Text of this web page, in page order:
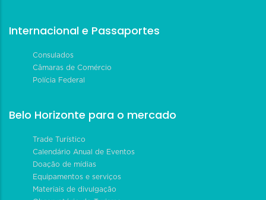
Internacional e Passaportes
Consulados
Câmaras de Comércio
Polícia Federal
Belo Horizonte para o mercado
Trade Turístico
Calendário Anual de Eventos
Doação de mídias
Equipamentos e serviços
Materiais de divulgação